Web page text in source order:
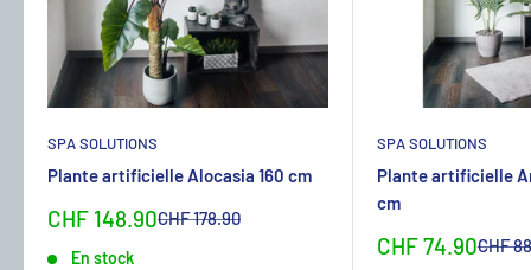
SPA SOLUTIONS
Plante artificielle Alocasia 160 cm
Sonderpreis
CHF 148.90Normalpreis
CHF 178.90
En stock
SPA SOLUTIONS
Plante artificielle
cm
Sonderpreis
CHF 74.90CHF